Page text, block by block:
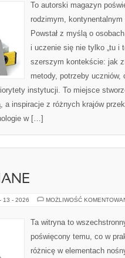
To autorski magazyn
rodzimym,
Powstał z myślą o
i uczenie się nie tylko „tu i
szerszym kontekście: jak
metody, potrzeby uczniów,
instytucji. To miejsce
a inspiracje z różnych krajów
w […]
13 - 2026 MOŻLIWOŚĆ
Ta witryna to
poświęcony temu, co w
różnicę w elementach